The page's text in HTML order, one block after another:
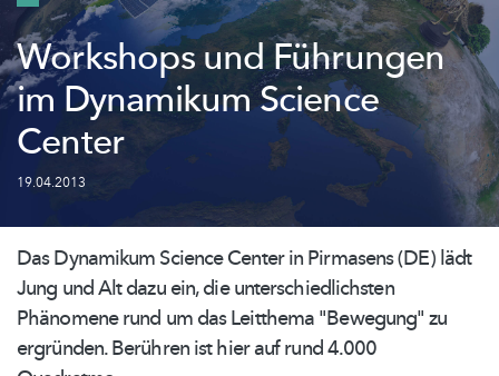
Workshops und Führungen
im Dynamikum Science
Center
19.04.2013
Das Dynamikum Science Center in Pirmasens (DE) lädt
Jung und Alt dazu ein, dieunterschiedlichsten
Phänomene rund um das Leitthema "Bewegung" zu
ergründen. Berühren ist hier auf rund 4.000